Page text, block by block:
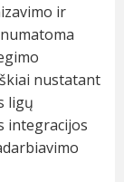
ir
nustatant
ligų
integracijos